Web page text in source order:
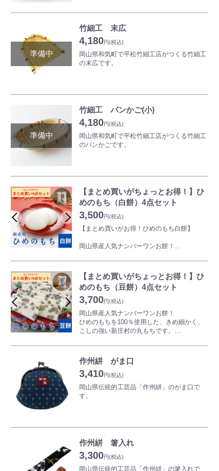
す。
してもおススメです。
形が写真と異なります。
います。
備前焼にコーヒーを入れると苦味がなくなり
甘みが増すといわれており、味がまろやかに
感じられます。
また保湿効果も高くなり温度が下がりにくい
※商品は一つひとつ手作りのため、色合いや
形が写真と異なります。詳しくはお問い合わ
せください。
竹細工 末広
4,180円(税込)
岡山県和気町で平松竹細工店がつくる竹細工
の末広です。
品でもあります。はじまりは幕末頃、農耕や
家庭で使うざるやかごを作って農作業や生活
の道具として作られていました。
現在、平松竹細工店では日用雑貨や花器な
ど、現代のデザインを取り入れた作品を製作
魅力の一つ。
年月が経過するにつれて飴色に変化するのも
味わい深く、暮らしとともに馴染みやすい工
芸品になっております。
※画像はイメージです。
※手作りのため、大きさが異なる場合がござ
※竹の色味が既に飴色に変化している商品が
竹細工 パンかご(小)
4,180円(税込)
岡山県和気町で平松竹細工店がつくる竹細工
のパンかごです。
品でもあります。はじまりは幕末頃、農耕や
家庭で使うざるやかごを作って農作業や生活
の道具として作られていました。
現在、平松竹細工店では日用雑貨や花器な
ど、現代のデザインを取り入れた作品を製作
しています。
竹の青い表皮と内側の白い身の部分を使うこ
とでできる縞模様は、勝山の自然が織りなす
魅力の一つ。
味わい深く、暮らしとともに馴染みやすい工
芸品になっております。
※画像はイメージです。
※手作りのため、大きさが異なる場合がござ
います。
届く場合がございます。ご了承ください。
【まとめ買いがちょっとお得！】ひ
めのもち（白餅）4点セット
3,500円(税込)
【まとめ買いがお得！ひめのもち白餅】
岡山県産人気ナンバーワンお餅！
こしの強い新庄村の丸もちです。
夏の昼と夜との温度差が激しい岡山県北の新
庄村は、美味しい餅米の生産に最も適した気
候条件で、そのもち米で作った「ひめのも
ち」は、岡山県で一番人気のある「ブランド
新庄村杵つき白餅は、ヒメノモチを100%使
用した杵つきのこしの強い丸餅で、焼き餅や
お雑煮にピッタリです。
オトクな4点セットでお届けいたします！
賞味期限は約4か月ございますのでお正月が
過ぎてもお好きなときにお餅が楽しめます♪
※年内・年始のお届けができない場合がござ
いますので予めご了承ください。
【まとめ買いがちょっとお得！】ひ
めのもち（豆餅）4点セット
3,700円(税込)
岡山県産人気ナンバーワンお餅！
ひめのもちを100％使用した、きめ細かく、
こしの強い新庄村の丸もちです。
庄村は、美味しい餅米の生産に最も適した気
候条件で、そのもち米で作った「ひめのも
ち」は、岡山県で一番人気のある「ブランド
餅」です。
新庄村杵つき豆餅は、黒大豆の風味が口いっ
ぱいに広がり香ばしさが食欲をそそります。
賞味期限は約3か月ございますのでお正月が
作州絣 がま口
3,410円(税込)
岡山県伝統的工芸品「作州絣」のがま口で
す。
織作州絣は伝統の技術を受け継ぎ、太めの木
綿糸を使用して織り上げられた素朴な織物で
す。藍と白の織りなすシンプルな模様には、
なつかしい温もりと新鮮な感動があります。
作州絣 箸入れ
3,300円(税込)
岡山県伝統的工芸品「作州絣」の箸入れで